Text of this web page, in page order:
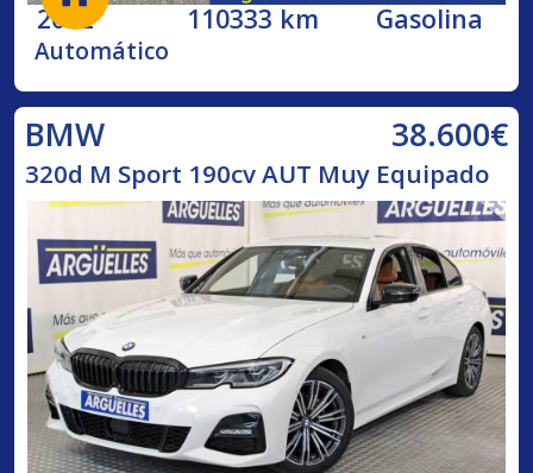
2002 110333 km Gasolina
Automático
BMW 38.600€
320d M Sport 190cv AUT Muy Equipado